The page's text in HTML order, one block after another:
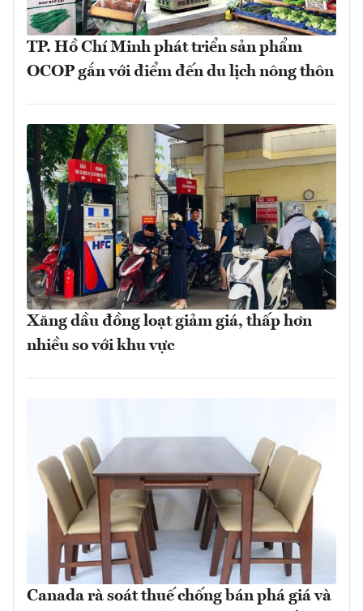
TP. Hồ Chí Minh phát triển sản phẩm
OCOP gắn với điểm đến du lịch nông thôn
Xăng dầu đồng loạt giảm giá, thấp hơn
nhiều so với khu vực
Canada rà soát thuế chống bán phá giá và